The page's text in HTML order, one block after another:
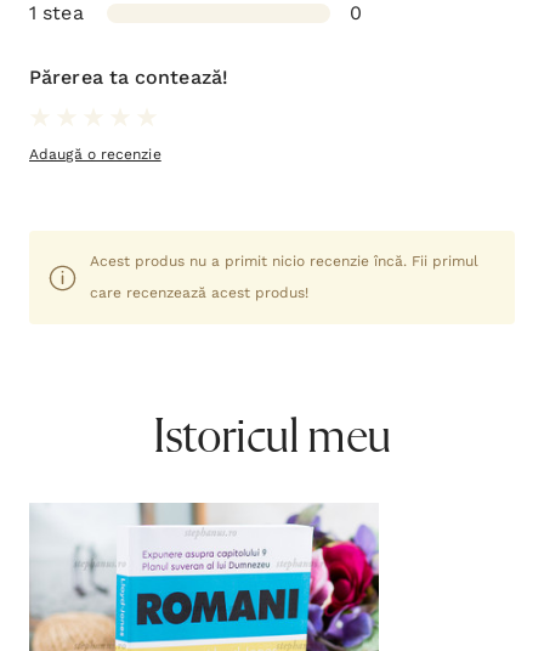
1 stea
0
Părerea ta contează!
Adaugă o recenzie
Acest produs nu a primit nicio recenzie încă. Fii primul
care recenzează acest produs!
Istoricul meu